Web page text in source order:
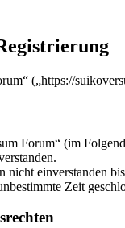
(„https://
Forum“ (im
nicht einverstanden
Zeit